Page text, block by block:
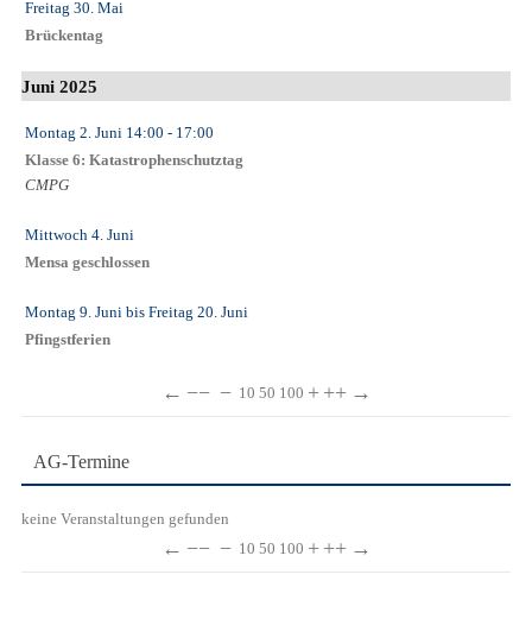
Freitag 30. Mai
Brückentag
Juni 2025
Montag 2. Juni 14:00 - 17:00
Klasse 6: Katastrophenschutztag
CMPG
Mittwoch 4. Juni
Mensa geschlossen
Montag 9. Juni bis Freitag 20. Juni
Pfingstferien
← −− − 10 50 100 + ++ →
AG-Termine
keine Veranstaltungen gefunden
← −− − 10 50 100 + ++ →